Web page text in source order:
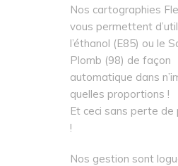
Nos cartographies
vous permettent
l’éthanol (E85) ou le
Plomb (98) de façon
automatique dans
quelles proportions !
Et ceci sans perte de
!
Nos gestion sont